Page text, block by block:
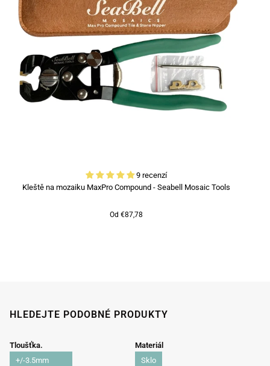
9 recenzí
Kleště na mozaiku MaxPro Compound - Seabell Mosaic Tools
Od €87,78
HLEDEJTE PODOBNÉ PRODUKTY
Tloušťka.
+/-3.5mm
Materiál
Sklo